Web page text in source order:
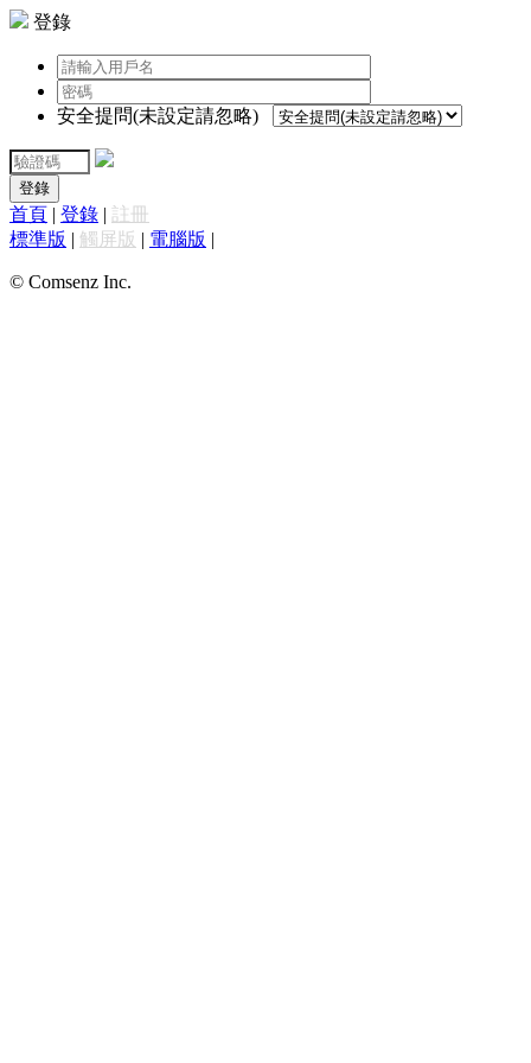
登錄
安全提問(未設定請忽略)
登錄
首頁 | 登錄 | 註冊
標準版 | 觸屏版 | 電腦版 |
© Comsenz Inc.